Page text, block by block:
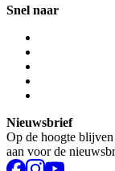
Snel naar
Nieuwsbrief
Op de hoogte
aan voor de